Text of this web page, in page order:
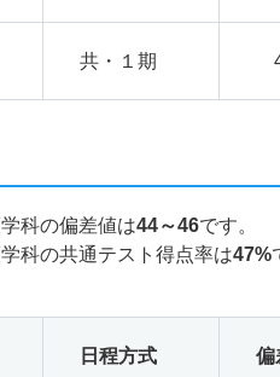
共・１期
科の偏差値は44～46です。
科の共通テスト得点率は47%
日程方式 偏